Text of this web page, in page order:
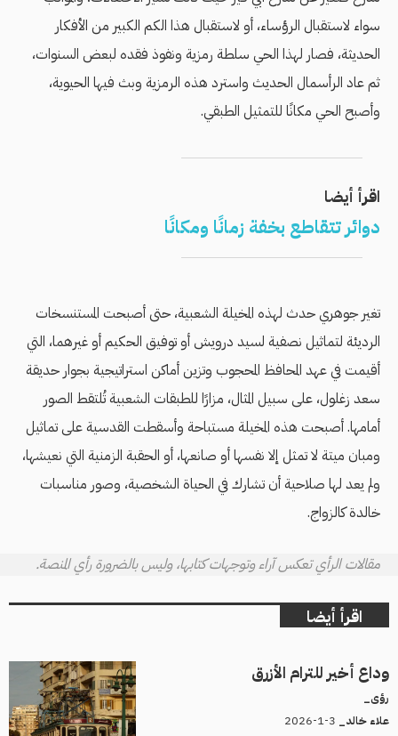
سواء لاستقبال الرؤساء، أو لاستقبال هذا الكم الكبير من الأفكار
الحديثة، فصار لهذا الحي سلطة رمزية ونفوذ فقده لبعض السنوات،
ثم عاد الرأسمال الحديث واسترد هذه الرمزية وبث فيها الحيوية،
وأصبح الحي مكانًا للتمثيل الطبقي.
اقرأ أيضا
دوائر تتقاطع بخفة زمانًا ومكانًا
تغير جوهري حدث لهذه المخيلة الشعبية، حتى أصبحت المستنسخات
الرديئة لتماثيل نصفية لسيد درويش أو توفيق الحكيم أو غيرهما، التي
أقيمت في عهد المحافظ المحجوب وتزين أماكن استراتيجية بجوار حديقة
سعد زغلول، على سبيل المثال، مزارًا للطبقات الشعبية تُلتقط الصور
أمامها. أصبحت هذه المخيلة مستباحة وأسقطت القدسية على تماثيل
ومبان ميتة لا تمثل إلا نفسها أو صانعها، أو الحقبة الزمنية التي نعيشها،
ولم يعد لها صلاحية أن تشارك في الحياة الشخصية، وصور مناسبات
خالدة كالزواج.
مقالات الرأي تعكس آراء وتوجهات كتابها، وليس بالضرورة رأي المنصة.
اقرأ أيضا
وداع أخير للترام الأزرق
رؤى_
علاء خالد_